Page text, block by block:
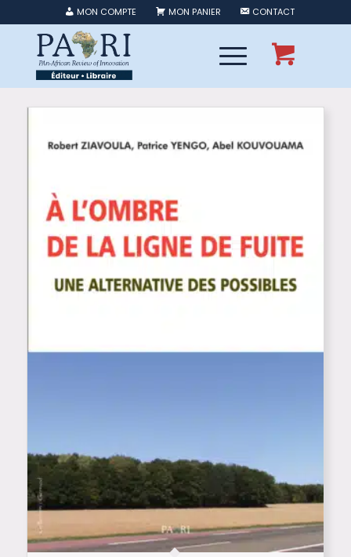
MON COMPTE MON PANIER CONTACT